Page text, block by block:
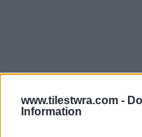
www.tilestwra.com -
Information
ΘΕΛΕΙΣ ΝΑ